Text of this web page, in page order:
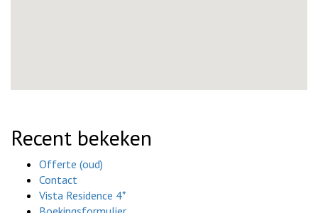
Recent bekeken
Offerte (oud)
Contact
Vista Residence 4*